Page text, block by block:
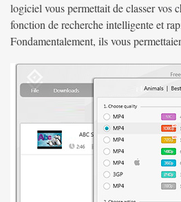
logiciel vous permettait de classer vos
fonction de recherche intelligente et
Fondamentalement, ils vous